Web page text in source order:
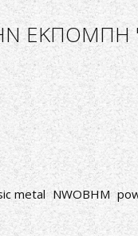
metal NWOBHM